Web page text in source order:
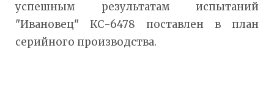
успешным результатам испытаний
"Ивановец" КС-6478 поставлен в план
серийного производства.